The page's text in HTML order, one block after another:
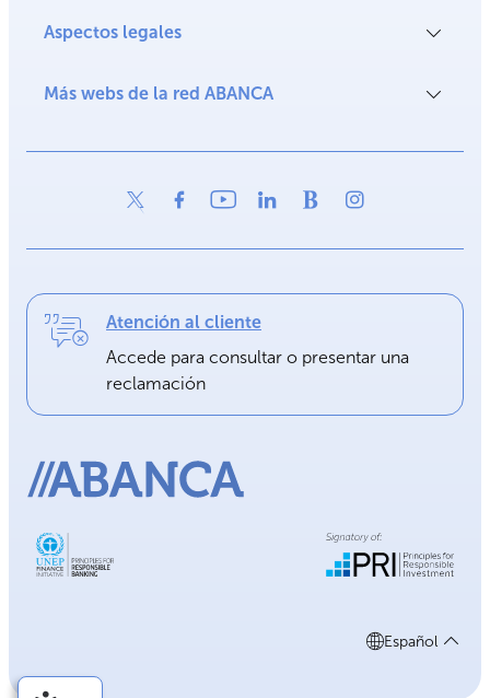
Aspectos legales
Más webs de la red ABANCA
Atención al cliente
Accede para consultar o presentar una
reclamación
Español